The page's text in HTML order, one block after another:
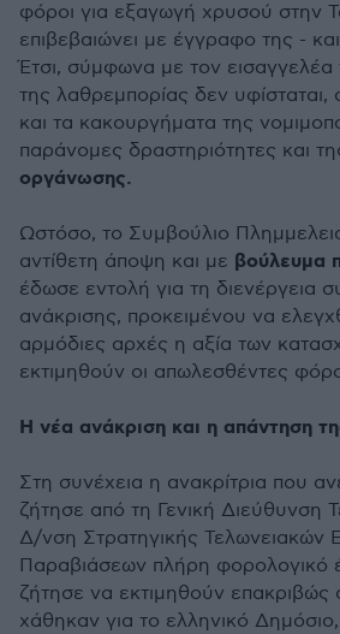
φόροι για εξαγωγή χρυσού στην
επιβεβαιώνει με έγγραφο της -
Έτσι, σύμφωνα με τον εισαγγελέα
της λαθρεμπορίας δεν
και τα κακουργήματα της
παράνομες δραστηριότητες και
οργάνωσης.
Ωστόσο, το Συμβούλιο
αντίθετη άποψη και με βούλευμα
έδωσε εντολή για τη διενέργεια
ανάκρισης, προκειμένου να
αρμόδιες αρχές η αξία των
εκτιμηθούν οι απωλεσθέντες
Η νέα ανάκριση και η απάντηση
Στη συνέχεια η ανακρίτρια που
ζήτησε από τη Γενική Διεύθυνση
Δ/νση Στρατηγικής Τελωνειακών
Παραβιάσεων πλήρη φορολογικό
ζήτησε να εκτιμηθούν επακριβώς
χάθηκαν για το ελληνικό